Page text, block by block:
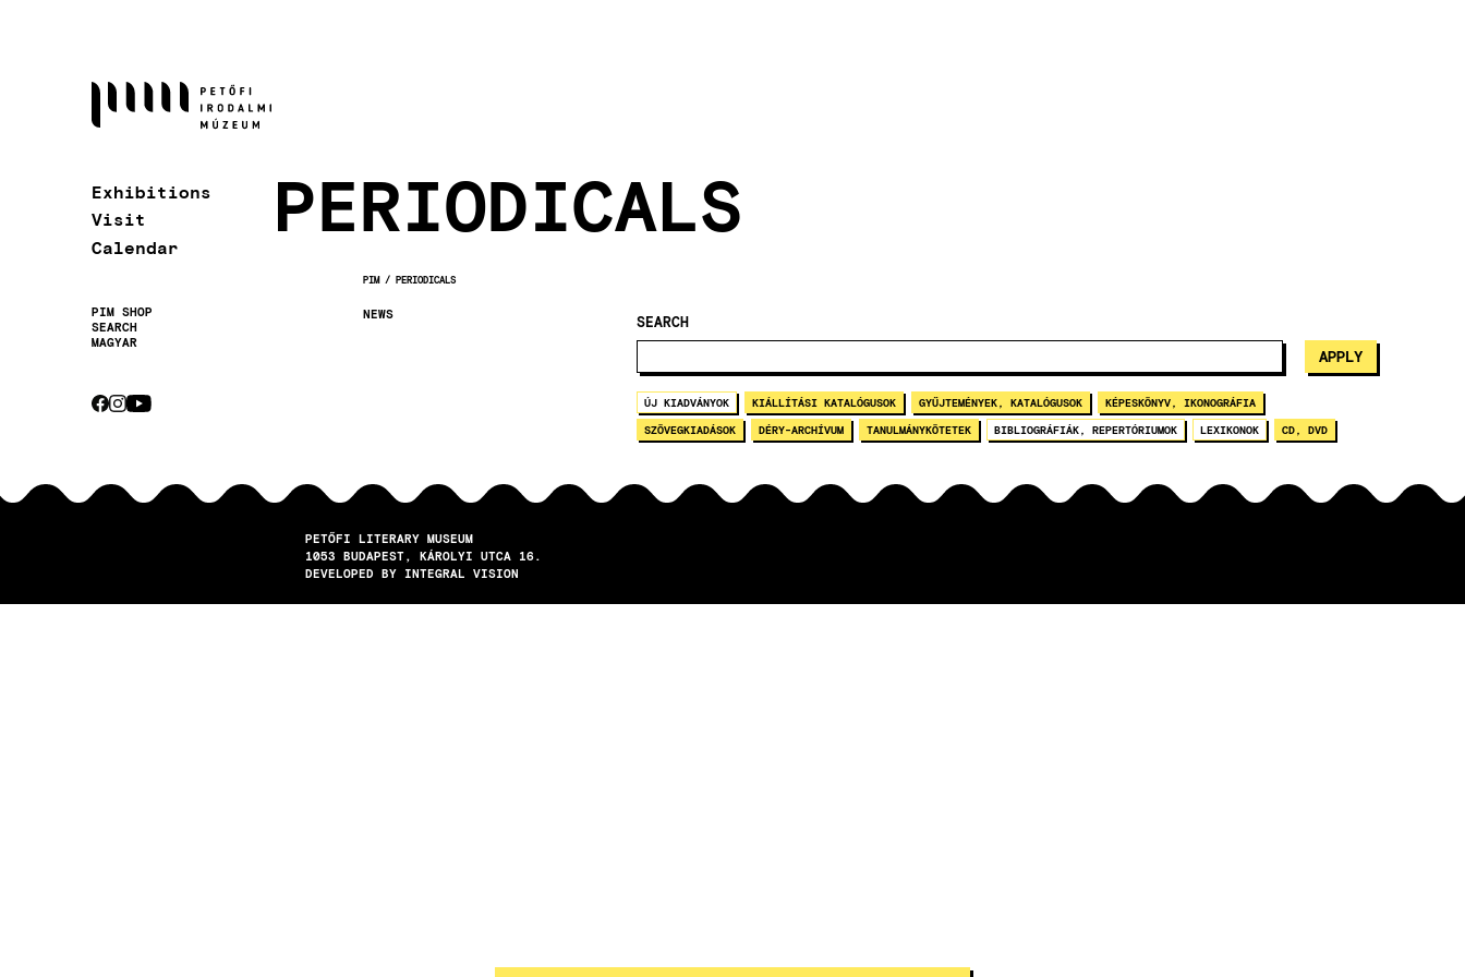
Exhibitions
Visit
Calendar
Secondary
PIM SHOP
SEARCH
MAGYAR
PIM PERIODICALS
NEWS
PERIODICALS
SEARCH
ÚJ KIADVÁNYOK KIÁLLÍTÁSI KATALÓGUSOK GYŰJTEMÉNYEK, KATALÓGUSOK KÉPESKÖNYV, IKONOGRÁFIA
SZÖVEGKIADÁSOK DÉRY-ARCHÍVUM TANULMÁNYKÖTETEK BIBLIOGRÁFIÁK, REPERTÓRIUMOK LEXIKONOK CD, DVD
PETŐFI LITERARY MUSEUM
1053
BUDAPEST
KÁROLYI UTCA 16.
DEVELOPED BY INTEGRAL VISION